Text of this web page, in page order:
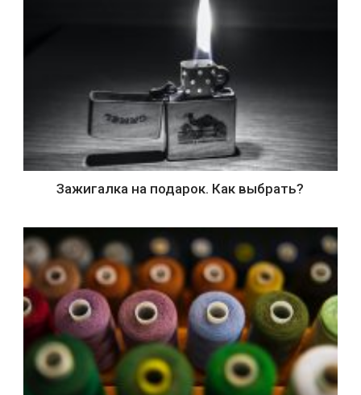
Зажигалка на подарок. Как выбрать?